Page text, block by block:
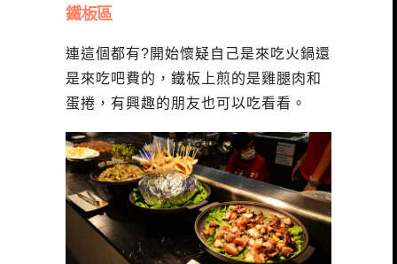
鐵板區
連這個都有?開始懷疑自己是來吃火鍋還
是來吃吧費的，鐵板上煎的是雞腿肉和
蛋捲，有興趣的朋友也可以吃看看。